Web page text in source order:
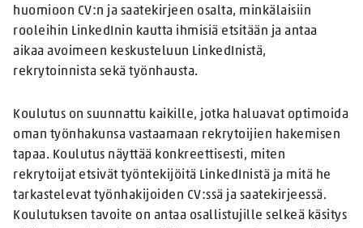
huomioon CV:n ja saatekirjeen osalta, minkälaisiin
rooleihin LinkedInin kautta ihmisiä etsitään ja antaa
aikaa avoimeen keskusteluun LinkedInistä,
rekrytoinnista sekä työnhausta.
Koulutus on suunnattu kaikille, jotka haluavat optimoida
oman työnhakunsa vastaamaan rekrytoijien hakemisen
tapaa. Koulutus näyttää konkreettisesti, miten
rekrytoijat etsivät työntekijöitä LinkedInistä ja mitä he
tarkastelevat työnhakijoiden CV:ssä ja saatekirjeessä.
Koulutuksen tavoite on antaa osallistujille selkeä käsitys